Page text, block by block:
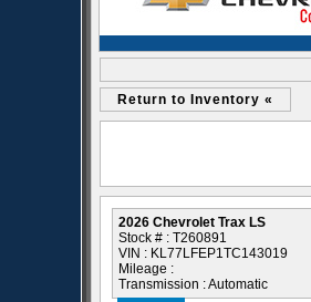
Return to Inventory «
2026 Chevrolet Trax LS
Stock # : T260891
VIN : KL77LFEP1TC143019
Mileage :
Transmission : Automatic